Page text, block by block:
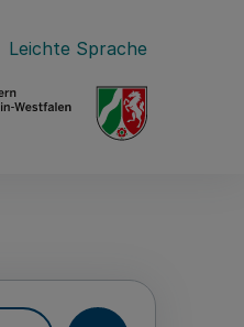
Leichte Sprache